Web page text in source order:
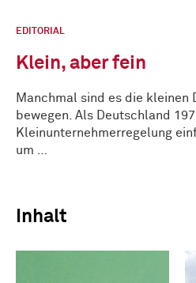
EDITORIAL
Klein, aber fein
Manchmal sind es die kleinen
bewegen. Als Deutschland
Kleinunternehmerregelung
um …
Inhalt